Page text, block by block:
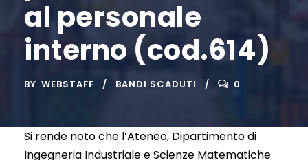
al personale
interno (cod.614)
BY WEBSTAFF BANDI SCADUTI 0
Si rende noto che l’Ateneo, Dipartimento di
Ingegneria Industriale e Scienze Matematiche